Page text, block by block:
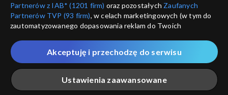
Partnerów z IAB* (1201 firm) oraz pozostałych Zaufanych
Partnerów TVP (93 firm), w celach marketingowych (w tym do
zautomatyzowanego dopasowania reklam do Twoich
które wskazujemy poniżej, a także zgody na udostępnianie
przez nas identyfikatora PPID do Google.
Twoje dane osobowe zbierane podczas odwiedzania przez
Ciebie naszych
poszczególnych serwisówzwanych dalej
„Portalem”, w tym informacje zapisywane za pomocą
Ustawienia zaawansowane
Akceptuję i przechodzę do serwisu